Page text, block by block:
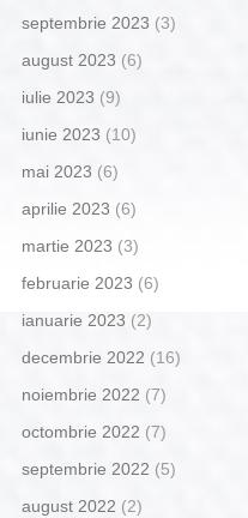
septembrie 2023 (3)
august 2023 (6)
iulie 2023 (9)
iunie 2023 (10)
mai 2023 (6)
aprilie 2023 (6)
martie 2023 (3)
februarie 2023 (6)
ianuarie 2023 (2)
decembrie 2022 (16)
noiembrie 2022 (7)
octombrie 2022 (7)
septembrie 2022 (5)
august 2022 (2)